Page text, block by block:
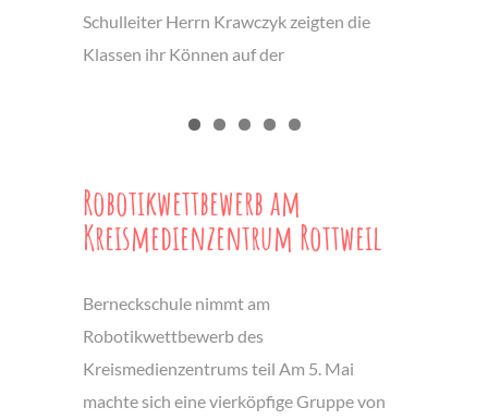
Schulleiter Herrn Krawczyk zeigten die
Klassen ihr Können auf der
Robotikwettbewerb am
Kreismedienzentrum Rottweil
Berneckschule nimmt am
Robotikwettbewerb des
Kreismedienzentrums teil Am 5. Mai
machte sich eine vierköpfige Gruppe von